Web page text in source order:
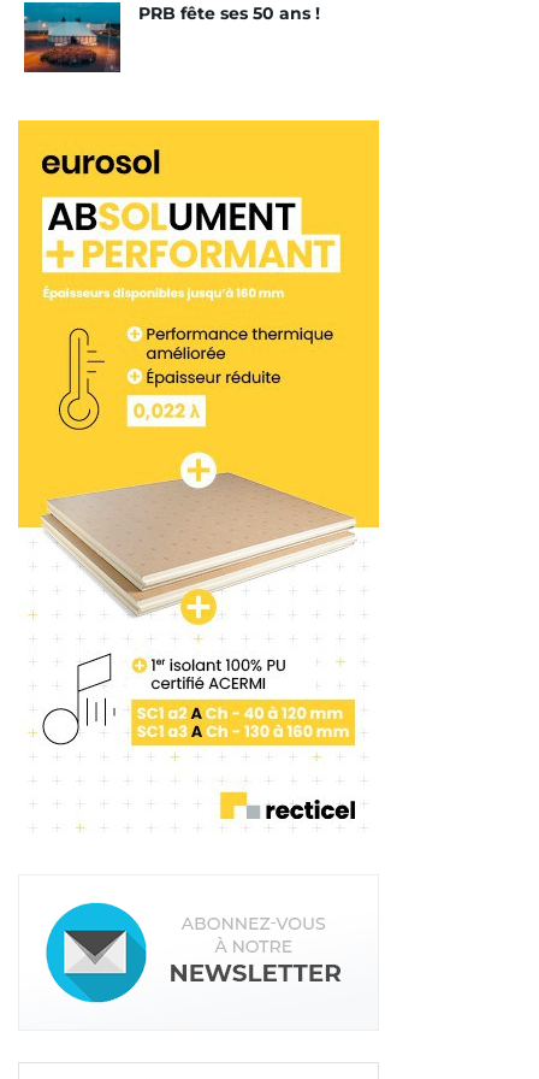
et PRB
Le dispositif industriel de Chrono Chape offre une
la gamme Agilia Chape. De fait, Chrono Chape va
pouvoir s’appuyer sur les sites opérationnels du
groupe en France (Cantillana, Lafarge et PRB). Ceci,
pour consolider et étendre le champ d’action de
ses centrales mobiles et conforter sa dynamique
de croissance. En effet, depuis sa création en 2005
à Longeault-Pluvault, près de Dijon, Chrono Chape
a su saisir les opportunités offertes par un marché
de la chape fluide, très dynamique. Et développer
son offre pour atteindre une croissance régulière à
deux chiffres…« Les synergies avec Lafarge Bétons,
PRB et Cantillana vont permettre à Chrono Chape
de poursuivre sa croissance et de contribuer à la
décarbonation du bâtiment »
Petry, président Holcim France.
Lire aussi :Chapes-Info annual 2022
En même temps, Chrono Chapes bénéficiera du
savoir-faire d’un grand groupe cimentier disposant
du plus important centre de R&D du secteur de la
construction dans le monde. Basé à Saint-
Quentin-Fallavier, en Isère, celui-ci permettra
particulier pour répondre aux enjeux du marché
de la rénovation et pour faire baisser leur poids
carbone.
PRB fête ses 50 ans !